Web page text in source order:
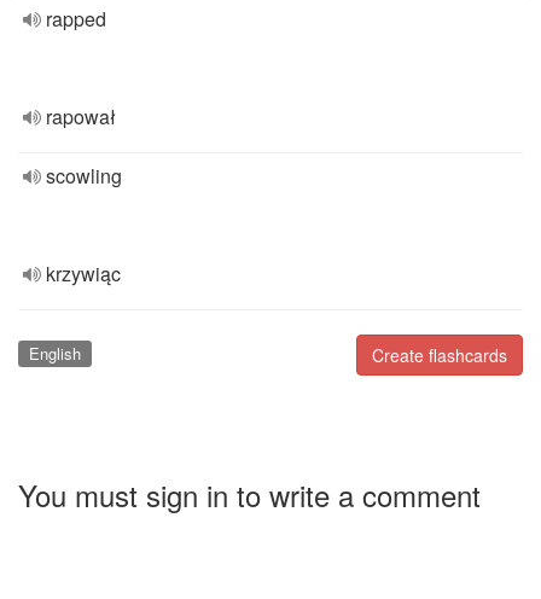
rapped
rapował
scowling
krzywiąc
Create flashcards
English
You must sign in to write a comment